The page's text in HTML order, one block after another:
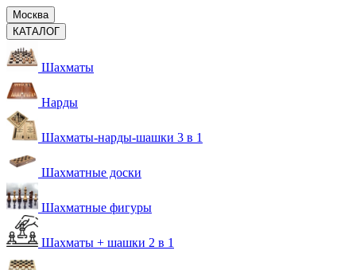
Москва
КАТАЛОГ
Шахматы
Нарды
Шахматы-нарды-шашки 3 в 1
Шахматные доски
Шахматные фигуры
Шахматы + шашки 2 в 1